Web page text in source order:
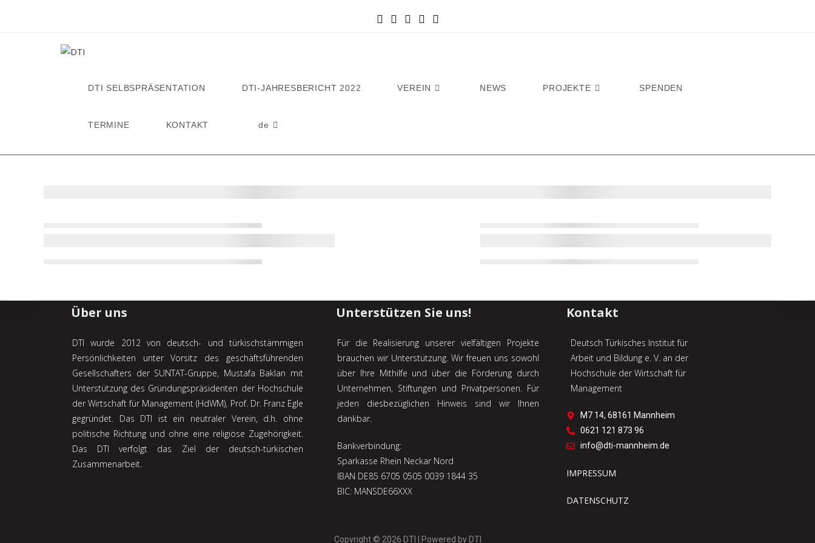
DTI SELBSPRÄSENTATION DTI-JAHRESBERICHT 2022 VEREIN NEWS PROJEKTE SPENDEN
TERMINE KONTAKT de
Über uns
DTI wurde 2012 von deutsch- und türkischstämmigen
Persönlichkeiten unter Vorsitz des geschäftsführenden
Gesellschafters der SUNTAT-Gruppe, Mustafa Baklan mit
Unterstützung des Gründungspräsidenten der Hochschule
der Wirtschaft für Management (HdWM), Prof. Dr. Franz Egle
gegründet. Das DTI ist ein neutraler Verein, d.h. ohne
politische Richtung und ohne eine religiöse Zugehörigkeit.
Das DTI verfolgt das Ziel der deutsch-türkischen
Zusammenarbeit.
Unterstützen Sie uns!
Für die Realisierung unserer vielfältigen Projekte
brauchen wir Unterstützung. Wir freuen uns sowohl
über Ihre Mithilfe und über die Förderung durch
Unternehmen, Stiftungen und Privatpersonen. Für
jeden diesbezügli­chen Hinweis sind wir Ihnen
dankbar.
Bankverbindung:
Sparkasse Rhein Neckar Nord
IBAN DE85 6705 0505 0039 1844 35
BIC: MANSDE66XXX
Kontakt
Deutsch Türkisches Institut für
Arbeit und Bildung e. V. an der
Hochschule der Wirtschaft für
Management
M7 14, 68161 Mannheim
0621 121 873 96
info@dti-mannheim.de​
IMPRESSUM
DATENSCHUTZ
Copyright © 2026 DTI | Powered by DTI